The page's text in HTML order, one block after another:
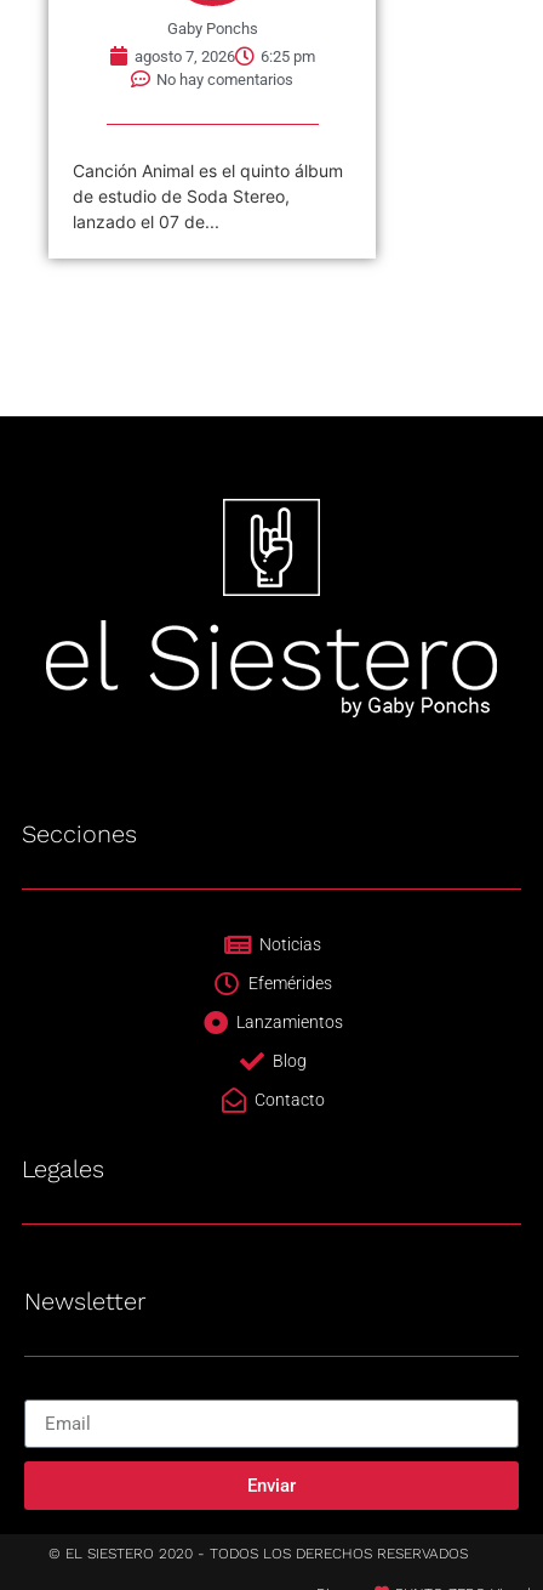
Gaby Ponchs
agosto 7, 2026
6:25 pm
No hay comentarios
Canción Animal es el quinto álbum
de estudio de Soda Stereo,
lanzado el 07 de...
Secciones
Noticias
Efemérides
Lanzamientos
Blog
Contacto
Legales
Newsletter
Enviar
© EL SIESTERO 2020 - TODOS LOS DERECHOS RESERVADOS